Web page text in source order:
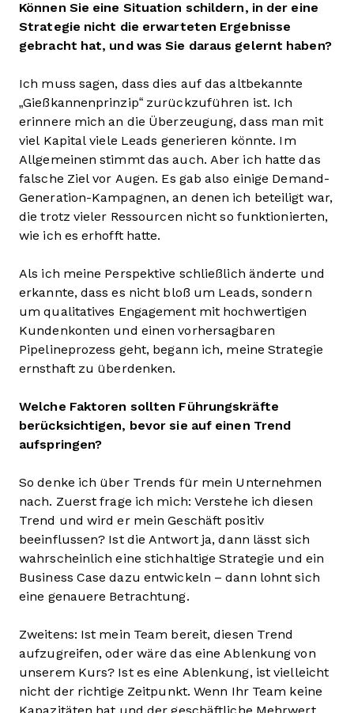
Können Sie eine Situation schildern, in der eine
Strategie nicht die erwarteten Ergebnisse
gebracht hat, und was Sie daraus gelernt haben?
Ich muss sagen, dass dies auf das altbekannte
„Gießkannenprinzip“ zurückzuführen ist. Ich
erinnere mich an die Überzeugung, dass man mit
viel Kapital viele Leads generieren könnte. Im
Allgemeinen stimmt das auch. Aber ich hatte das
falsche Ziel vor Augen. Es gab also einige Demand-
Generation-Kampagnen, an denen ich beteiligt war,
die trotz vieler Ressourcen nicht so funktionierten,
wie ich es erhofft hatte.
Als ich meine Perspektive schließlich änderte und
erkannte, dass es nicht bloß um Leads, sondern
um qualitatives Engagement mit hochwertigen
Kundenkonten und einen vorhersagbaren
Pipelineprozess geht, begann ich, meine Strategie
ernsthaft zu überdenken.
Welche Faktoren sollten Führungskräfte
berücksichtigen, bevor sie auf einen Trend
aufspringen?
So denke ich über Trends für mein Unternehmen
nach. Zuerst frage ich mich: Verstehe ich diesen
Trend und wird er mein Geschäft positiv
beeinflussen? Ist die Antwort ja, dann lässt sich
wahrscheinlich eine stichhaltige Strategie und ein
Business Case dazu entwickeln – dann lohnt sich
eine genauere Betrachtung.
Zweitens: Ist mein Team bereit, diesen Trend
aufzugreifen, oder wäre das eine Ablenkung von
unserem Kurs? Ist es eine Ablenkung, ist vielleicht
nicht der richtige Zeitpunkt. Wenn Ihr Team keine
Kapazitäten hat und der geschäftliche Mehrwert